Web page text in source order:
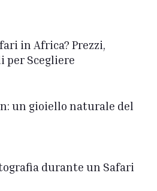
in Africa? Prezzi,
per Scegliere
un gioiello naturale del
durante un Safari